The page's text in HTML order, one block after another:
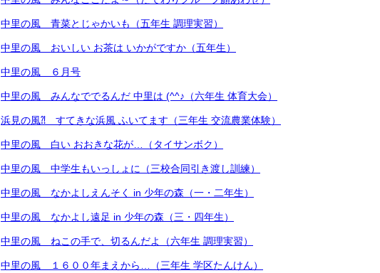
中里の風 青菜とじゃかいも（五年生 調理実習）
中里の風 おいしい お茶は いかがですか（五年生）
中里の風 ６月号
中里の風 みんなででるんだ 中里は (^^♪（六年生 体育大会）
浜見の風⁈ すてきな浜風 ふいてます（三年生 交流農業体験）
中里の風 白い おおきな花が…（タイサンボク）
中里の風 中学生もいっしょに（三校合同引き渡し訓練）
中里の風 なかよしえんそく in 少年の森（一・二年生）
中里の風 なかよし遠足 in 少年の森（三・四年生）
中里の風 ねこの手で、切るんだよ（六年生 調理実習）
中里の風 １６００年まえから…（三年生 学区たんけん）